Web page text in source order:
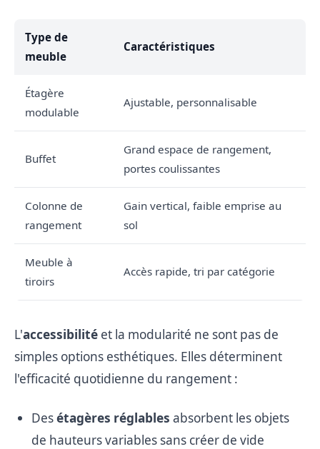
Type de
meuble
Caractéristiques
Étagère
modulable
Ajustable, personnalisable
Buffet
Grand espace de rangement,
portes coulissantes
Colonne de
rangement
Gain vertical, faible emprise au
sol
Meuble à
tiroirs
Accès rapide, tri par catégorie
L'accessibilité et la modularité ne sont pas de
simples options esthétiques. Elles déterminent
l'efficacité quotidienne du rangement :
Desétagères réglables absorbent les objets
de hauteurs variables sans créer de vide